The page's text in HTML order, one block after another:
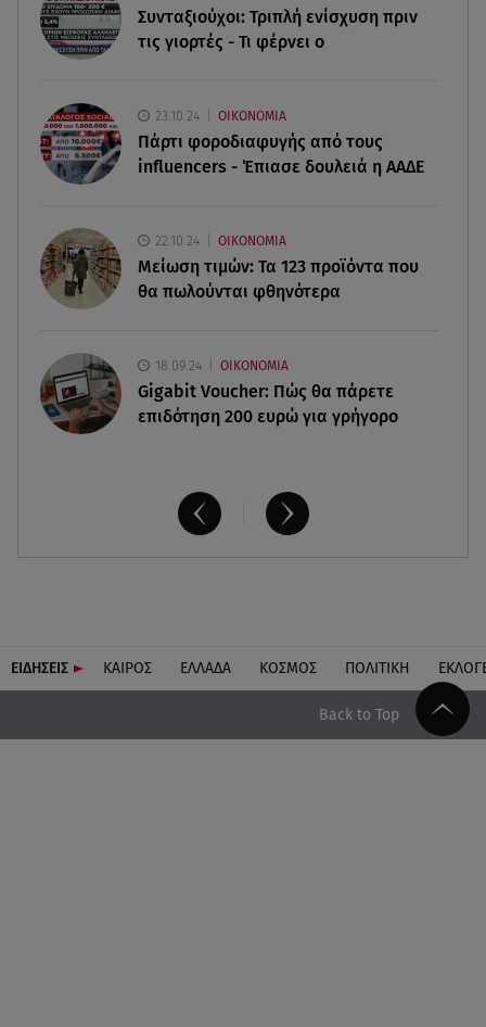
- Σηκώθηκαν εναέρια μέσα
Έξοδος Αυγούστου: Στο 100% η πληρότητα για
Κυκλάδες
07.08.26 , 17:44
αποτελέσματα
Συνταξιούχοι: Τριπλή ενίσχυση πριν
τις γιορτές - Τι φέρνει ο
23.10.24 ΟΙΚΟΝΟΜΙΑ
Πάρτι φοροδιαφυγής από τους
influencers - Έπιασε δουλειά η ΑΑΔΕ
22.10.24 ΟΙΚΟΝΟΜΙΑ
Μείωση τιμών: Τα 123 προϊόντα που
θα πωλούνται φθηνότερα
18.09.24 ΟΙΚΟΝΟΜΙΑ
Gigabit Voucher: Πώς θα πάρετε
επιδότηση 200 ευρώ για γρήγορο
ΕΙΔΗΣΕΙΣ ΚΑΙΡΟΣ ΕΛΛΑΔΑ ΚΟΣΜΟΣ ΠΟΛΙΤΙΚΗ
Back to Top